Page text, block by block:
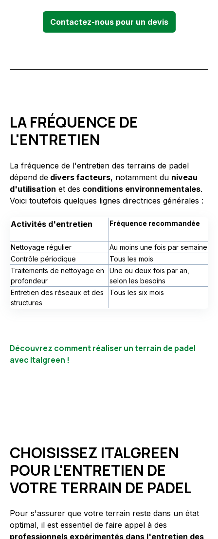
Contactez-nous pour un devis
LA FRÉQUENCE DE
L'ENTRETIEN
La fréquence de l'entretien des terrains de padel
dépend de divers facteurs, notamment du niveau
d'utilisation et des conditions environnementales.
Voici toutefois quelques lignes directrices générales :
Activités d'entretien Fréquence recommandée
Nettoyage régulier
Au moins une fois par semaine
Contrôle périodique
Tous les mois
Traitements de nettoyage en
profondeur
Une ou deux fois par an,
selon les besoins
Entretien des réseaux et des
structures
Tous les six mois
Découvrez comment réaliser un terrain de padel
avec Italgreen !
CHOISISSEZ ITALGREEN
POUR L'ENTRETIEN DE
VOTRE TERRAIN DE PADEL
Pour s'assurer que votre terrain reste dans un état
optimal, il est essentiel de faire appel à des
professionnels expérimentés dans l'entretien des